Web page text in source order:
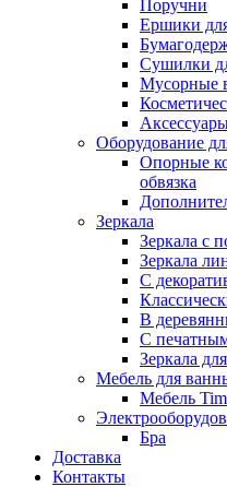
Поручни
Ершики
Сушилки
Мусорные
Оборудование
Опорные
обвязка
Зеркала
Зеркала с
Зеркала
С
В
С
Зеркала
Мебель для
Мебель
Бра
Доставка
Контакты